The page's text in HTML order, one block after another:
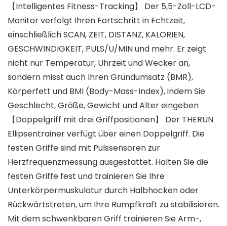
【Intelligentes Fitness-Tracking】 Der 5,5-Zoll-LCD-
Monitor verfolgt Ihren Fortschritt in Echtzeit,
einschließlich SCAN, ZEIT, DISTANZ, KALORIEN,
GESCHWINDIGKEIT, PULS/U/MIN und mehr. Er zeigt
nicht nur Temperatur, Uhrzeit und Wecker an,
sondern misst auch Ihren Grundumsatz (BMR),
Körperfett und BMI (Body-Mass-Index), indem Sie
Geschlecht, Größe, Gewicht und Alter eingeben
【Doppelgriff mit drei Griffpositionen】 Der THERUN
Ellipsentrainer verfügt über einen Doppelgriff. Die
festen Griffe sind mit Pulssensoren zur
Herzfrequenzmessung ausgestattet. Halten Sie die
festen Griffe fest und trainieren Sie Ihre
Unterkörpermuskulatur durch Halbhocken oder
Rückwärtstreten, um Ihre Rumpfkraft zu stabilisieren.
Mit dem schwenkbaren Griff trainieren Sie Arm-,